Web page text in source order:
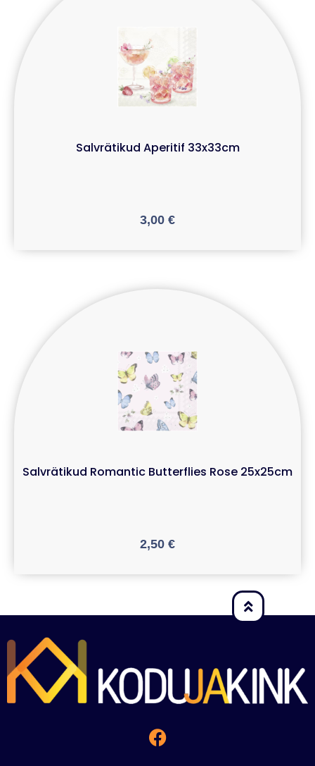
Salvrätikud Aperitif 33x33cm
3,00 €
Salvrätikud Romantic Butterflies Rose 25x25cm
2,50 €